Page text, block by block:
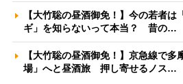
【大竹聡の昼酒御免！】今の若者
ギ」を知らないって本当？ 昔の…
【大竹聡の昼酒御免！】京急線で
場」へと昼酒旅 押し寄せるノス…